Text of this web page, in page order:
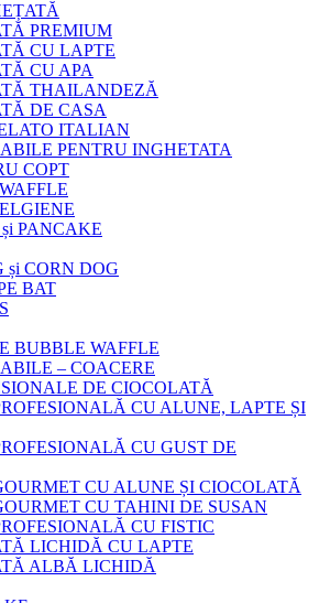
PREMIUM
CU LAPTE
CU APA
THAILANDEZĂ
DE CASA
ITALIAN
PENTRU INGHETATA
COPT
PANCAKE
și CORN DOG
BAT
BUBBLE WAFFLE
– COACERE
DE CIOCOLATĂ
CU ALUNE, LAPTE ȘI
CU GUST DE
CU ALUNE ȘI CIOCOLATĂ
CU TAHINI DE SUSAN
CU FISTIC
LICHIDĂ CU LAPTE
ALBĂ LICHIDĂ